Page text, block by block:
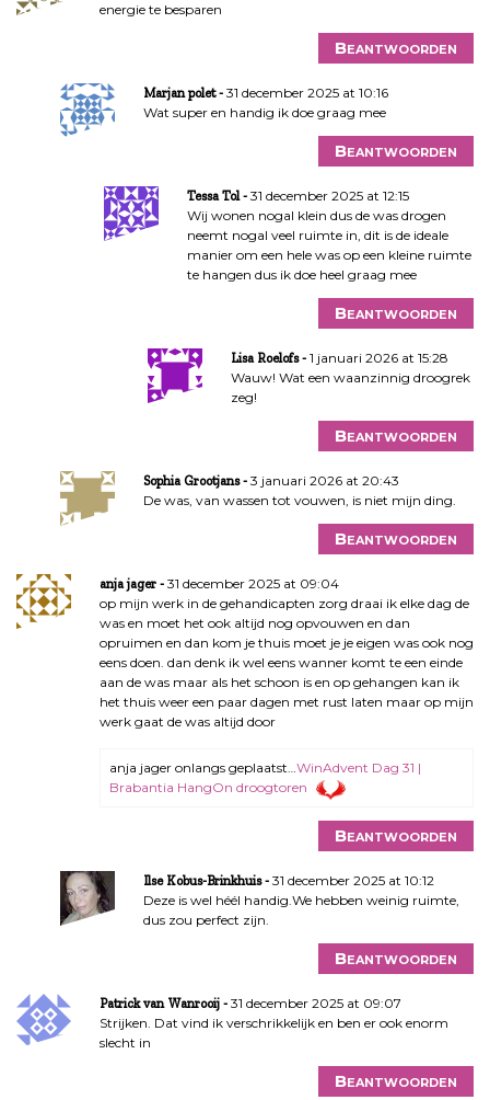
energie te besparen
Beantwoorden
Marjan polet
31 december 2025 at 10:16
Wat super en handig ik doe graag mee
Beantwoorden
Tessa Tol
31 december 2025 at 12:15
Wij wonen nogal klein dus de was drogen
neemt nogal veel ruimte in, dit is de ideale
manier om een hele was op een kleine ruimte
te hangen dus ik doe heel graag mee
Beantwoorden
Lisa Roelofs
1 januari 2026 at 15:28
Wauw! Wat een waanzinnig droogrek
zeg!
Beantwoorden
Sophia Grootjans
3 januari 2026 at 20:43
De was, van wassen tot vouwen, is niet mijn ding.
Beantwoorden
anja jager
31 december 2025 at 09:04
op mijn werk in de gehandicapten zorg draai ik elke dag de
was en moet het ook altijd nog opvouwen en dan
opruimen en dan kom je thuis moet je je eigen was ook nog
eens doen. dan denk ik wel eens wanner komt te een einde
aan de was maar als het schoon is en op gehangen kan ik
het thuis weer een paar dagen met rust laten maar op mijn
werk gaat de was altijd door
anja jager onlangs geplaatst… WinAdvent Dag 31 |
Brabantia HangOn droogtoren
Beantwoorden
Ilse Kobus-Brinkhuis
31 december 2025 at 10:12
Deze is wel héél handig.We hebben weinig ruimte,
dus zou perfect zijn.
Beantwoorden
Patrick van Wanrooij
31 december 2025 at 09:07
Strijken. Dat vind ik verschrikkelijk en ben er ook enorm
slecht in
Beantwoorden